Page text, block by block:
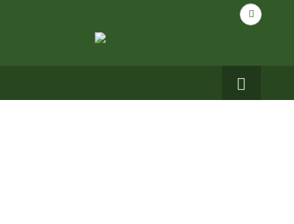
Suche
nach...
auf